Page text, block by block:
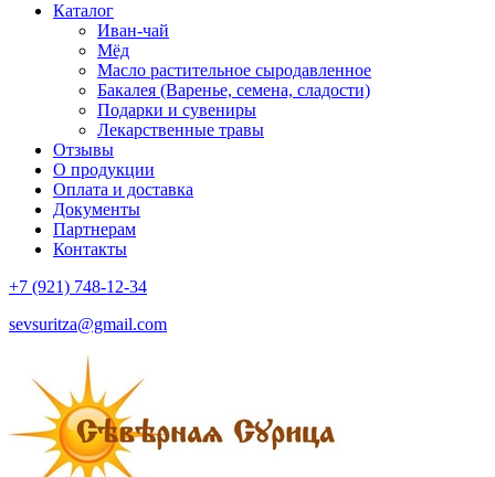
Каталог
Иван-чай
Мёд
Масло растительное сыродавленное
Бакалея (Варенье, семена, сладости)
Подарки и сувениры
Лекарственные травы
Отзывы
О продукции
Оплата и доставка
Документы
Партнерам
Контакты
+7 (921) 748-12-34
sevsuritza@gmail.com